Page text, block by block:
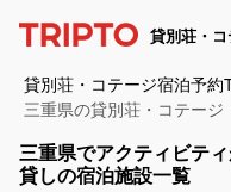
貸別荘・
貸別荘・コテージ宿泊予約
三重県の貸別荘・コテージ
三重県でアクティビテ
貸しの宿泊施設一覧